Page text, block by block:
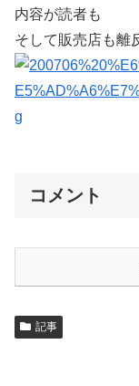
内容が読者も
そして販売店も離
コメント
記事